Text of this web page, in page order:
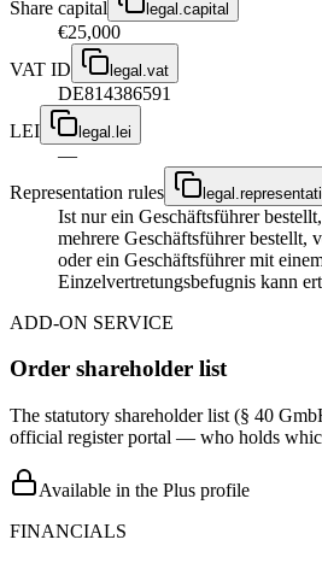
Share capital legal.capital
€25,000
VAT ID
legal.vat
DE814386591
LEI
legal.lei
—
Representation rules
Ist nur ein Geschäftsführer
mehrere Geschäftsführer bestellt,
oder ein Geschäftsführer mit
Einzelvertretungsbefugnis kann
ADD-ON SERVICE
Order shareholder list
The statutory shareholder list (§ 40
official register portal — who holds
Available in the Plus profile
FINANCIALS